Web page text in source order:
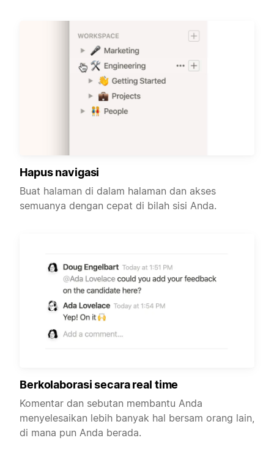
Hapus navigasi
Buat halaman di dalam halaman dan akses
semuanya dengan cepat di bilah sisi Anda.
Berkolaborasi secara real time
Komentar dan sebutan membantu Anda
menyelesaikan lebih banyak hal bersam orang lain,
di mana pun Anda berada.